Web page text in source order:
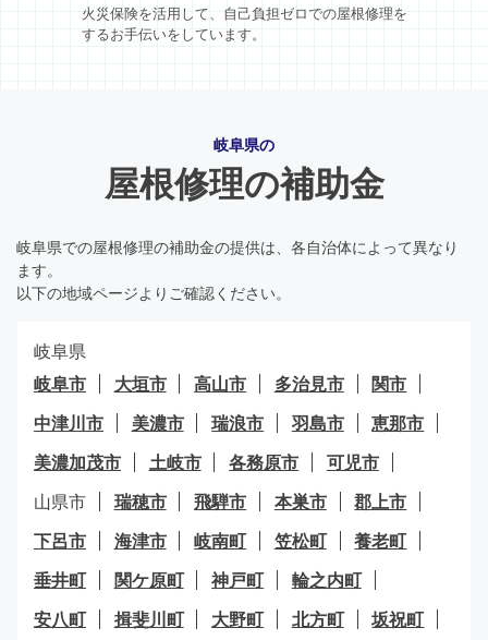
火災保険を活用して、自己負担ゼロでの屋根修理を
するお手伝いをしています。
岐阜県の
屋根修理の補助金
岐阜県での屋根修理の補助金の提供は、各自治体によって異なり
ます。
以下の地域ページよりご確認ください。
岐阜県
岐阜市
大垣市 高山市 多治見市
関市
中津川市
美濃市 瑞浪市 羽島市
恵那市
美濃加茂市
土岐市 各務原市
可児市
山県市
瑞穂市 飛騨市 本巣市
郡上市
下呂市
海津市 岐南町 笠松町
養老町
垂井町
関ケ原町 神戸町
輪之内町
安八町
揖斐川町 大野町 北方町
坂祝町